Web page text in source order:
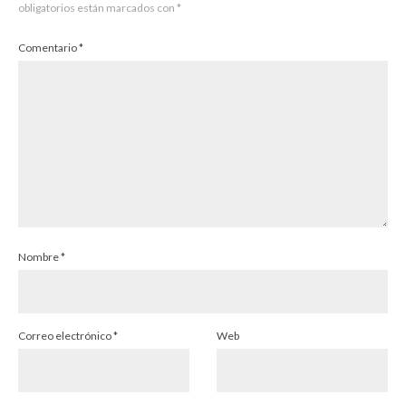
obligatorios están marcados con *
Comentario*
Nombre*
Correo electrónico* Web